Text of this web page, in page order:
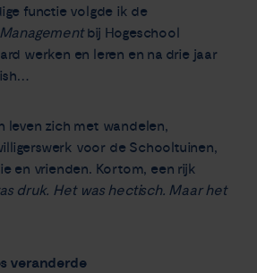
functie volgde ik de
bij Hogeschool
werken en leren en na drie jaar
leven zich met wandelen,
voor de Schooltuinen,
en vrienden. Kortom, een rijk
druk. Het was hectisch. Maar het
veranderde